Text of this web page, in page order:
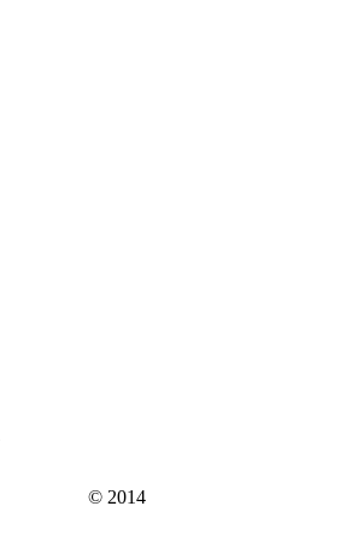
© 2014